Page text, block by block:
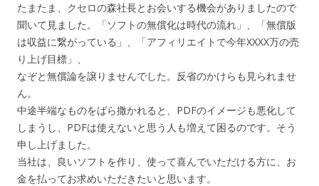
たまたま、クセロの森社長とお会いする機会がありましたので
聞いて見ました。「ソフトの無償化は時代の流れ」、「無償版
は収益に繋がっている」、「アフィリエイトで今年XXXX万の売
り上げ目標」、
なぞと無償論を譲りませんでした。反省のかけらも見られませ
ん。
中途半端なものをばら撒かれると、PDFのイメージも悪化して
しまうし、PDFは使えないと思う人も増えて困るのです。そう
申し上げました。
当社は、良いソフトを作り、使って喜んでいただける方に、お
金を払ってお求めいただきたいと思います。